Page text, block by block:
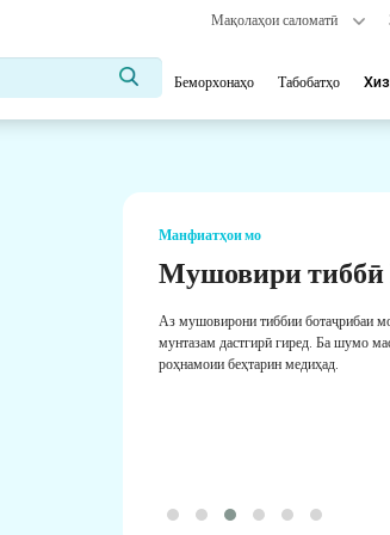
Мақолаҳои саломатӣ
Беморхонаҳо Табобатҳо
Манфиатҳои мо
Мушовири тиббӣ
Аз мушовирони тиббии ботаҷрибаи
мунтазам дастгирӣ гиред. Ба шумо
роҳнамоии беҳтарин медиҳад.